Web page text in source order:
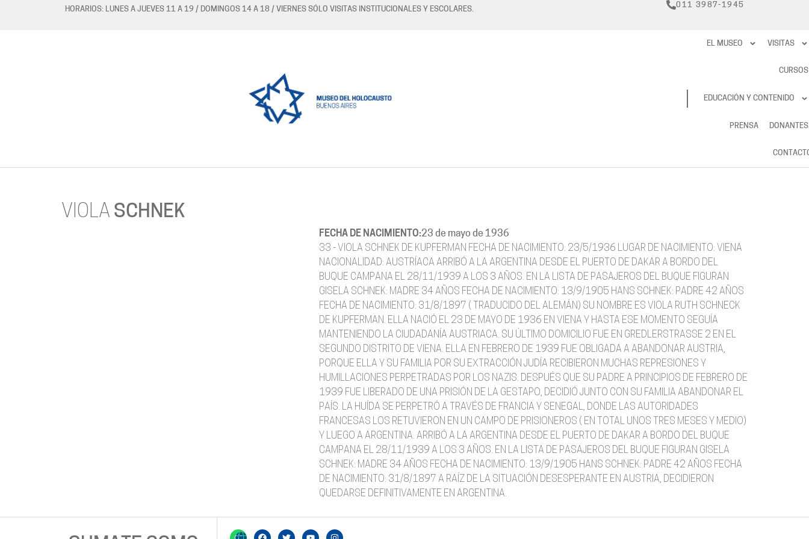
HORARIOS: LUNES A JUEVES 11 A 19 / DOMINGOS 14 A 18 / VIERNES SÓLO VISITAS INSTITUCIONALES Y ESCOLARES.
011 3987-1945
RESERVAS
EL MUSEO VISITAS
CURSOS
EDUCACIÓN Y CONTENIDO
PRENSA DONANTES
VIOLA SCHNEK
FECHA DE NACIMIENTO:23 de mayo de 1936
33 - VIOLA SCHNEK DE KUPFERMAN FECHA DE NACIMIENTO: 23/5/1936 LUGAR DE NACIMIENTO: VIENA
NACIONALIDAD: AUSTRÍACA ARRIBÓ A LA ARGENTINA DESDE EL PUERTO DE DAKAR A BORDO DEL
BUQUE CAMPANA EL 28/11/1939 A LOS 3 AÑOS. EN LA LISTA DE PASAJEROS DEL BUQUE FIGURAN
GISELA SCHNEK: MADRE 34 AÑOS FECHA DE NACIMIENTO: 13/9/1905 HANS SCHNEK: PADRE 42 AÑOS
FECHA DE NACIMIENTO: 31/8/1897 ( TRADUCIDO DEL ALEMÁN) SU NOMBRE ES VIOLA RUTH SCHNECK
DE KUPFERMAN. ELLA NACIÓ EL 23 DE MAYO DE 1936 EN VIENA Y HASTA ESE MOMENTO SEGUÍA
MANTENIENDO LA CIUDADANÍA AUSTRIACA. SU ÚLTIMO DOMICILIO FUE EN GREDLERSTRASSE 2 EN EL
SEGUNDO DISTRITO DE VIENA. ELLA EN FEBRERO DE 1939 FUE OBLIGADA A ABANDONAR AUSTRIA,
PORQUE ELLA Y SU FAMILIA POR SU EXTRACCIÓN JUDÍA RECIBIERON MUCHAS REPRESIONES Y
HUMILLACIONES PERPETRADAS POR LOS NAZIS. DESPUÉS QUE SU PADRE A PRINCIPIOS DE FEBRERO DE
1939 FUE LIBERADO DE UNA PRISIÓN DE LA GESTAPO, DECIDIÓ JUNTO CON SU FAMILIA ABANDONAR EL
PAÍS. LA HUÍDA SE PERPETRÓ A TRAVÉS DE FRANCIA Y SENEGAL, DONDE LAS AUTORIDADES
FRANCESAS LOS RETUVIERON EN UN CAMPO DE PRISIONEROS ( EN TOTAL UNOS TRES MESES Y MEDIO)
Y LUEGO A ARGENTINA. ARRIBÓ A LA ARGENTINA DESDE EL PUERTO DE DAKAR A BORDO DEL BUQUE
CAMPANA EL 28/11/1939 A LOS 3 AÑOS. EN LA LISTA DE PASAJEROS DEL BUQUE FIGURAN GISELA
SCHNEK: MADRE 34 AÑOS FECHA DE NACIMIENTO: 13/9/1905 HANS SCHNEK: PADRE 42 AÑOS FECHA
DE NACIMIENTO: 31/8/1897 A RAÍZ DE LA SITUACIÓN DESESPERANTE EN AUSTRIA, DECIDIERON
QUEDARSE DEFINITIVAMENTE EN ARGENTINA.